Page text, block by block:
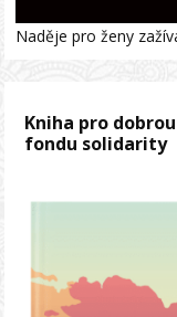
Naděje pro ženy
Kniha pro
fondu solidarity